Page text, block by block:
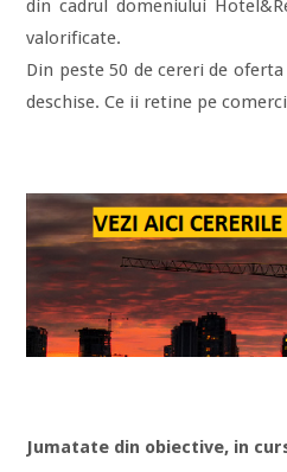
din cadrul domeniului
valorificate.
Din peste 50 de cereri de
deschise. Ce ii retine pe
Jumatate din obiective, in